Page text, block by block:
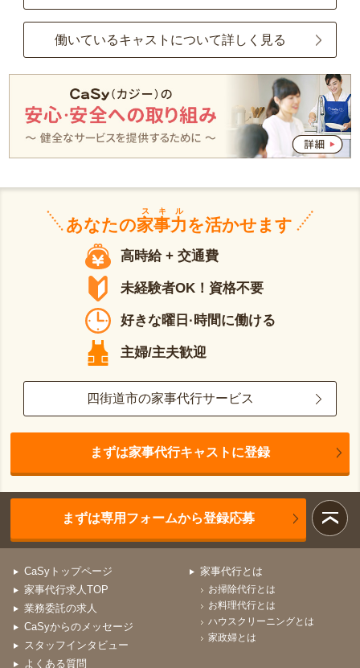
働いているキャストについて詳しく見る
あなたの家事力
スキル
を活かせます
高時給 + 交通費
未経験者OK！資格不要
好きな曜日·時間に働ける
主婦/主夫歓迎
四街道市の家事代行サービス
まずは家事代行キャストに登録
まずは専用フォームから登録応募
CaSyトップページ
家事代行求人TOP
業務委託の求人
CaSyからのメッセージ
スタッフインタビュー
よくある質問
家事代行とは
お掃除代行とは
お料理代行とは
ハウスクリーニングとは
家政婦とは